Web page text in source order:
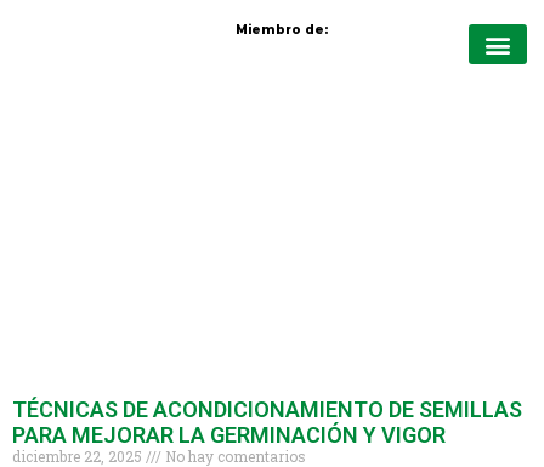
Miembro de:
TÉCNICAS DE ACONDICIONAMIENTO DE SEMILLAS
PARA MEJORAR LA GERMINACIÓN Y VIGOR
diciembre 22, 2025
No hay comentarios